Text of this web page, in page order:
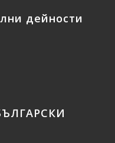
дейности